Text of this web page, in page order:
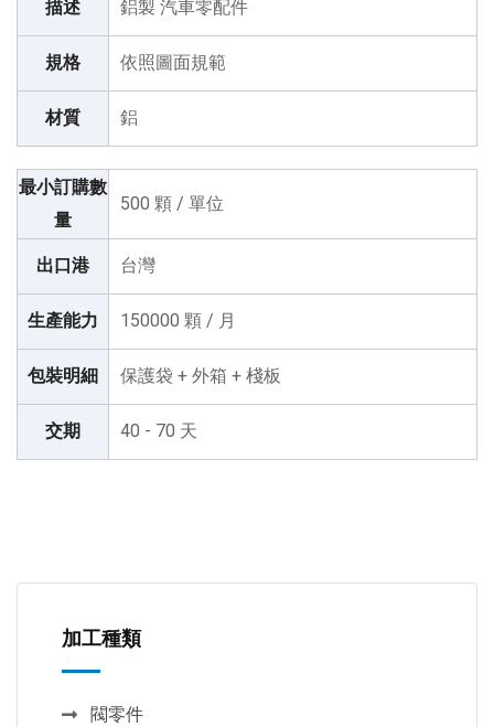
描述 鋁製 汽車零配件
規格 依照圖面規範
材質 鋁
最小訂購數
量
500 顆 / 單位
出口港 台灣
生產能力 150000 顆 / 月
包裝明細 保護袋 + 外箱 + 棧板
交期 40 - 70 天
加工種類
閥零件